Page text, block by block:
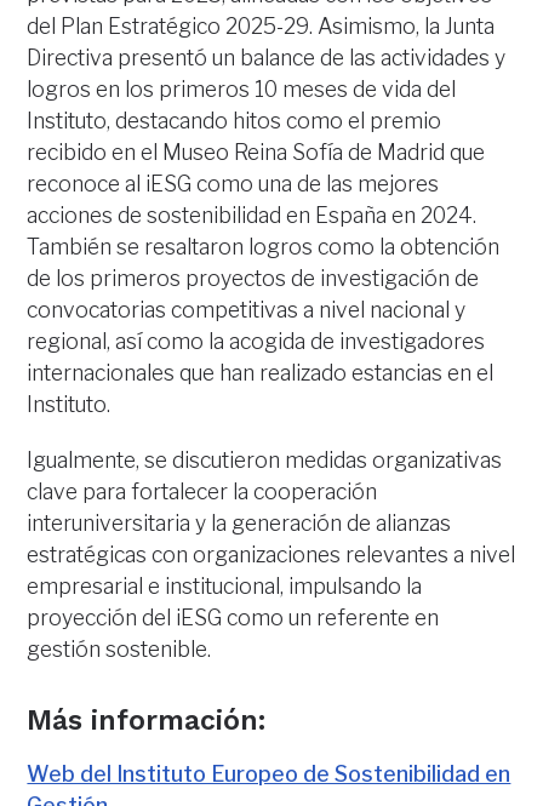
del Plan Estratégico 2025-29. Asimismo, la Junta
Directiva presentó un balance de las actividades y
logros en los primeros 10 meses de vida del
Instituto, destacando hitos como el premio
recibido en el Museo Reina Sofía de Madrid que
reconoce al iESG como una de las mejores
acciones de sostenibilidad en España en 2024.
También se resaltaron logros como la obtención
de los primeros proyectos de investigación de
convocatorias competitivas a nivel nacional y
regional, así como la acogida de investigadores
internacionales que han realizado estancias en el
Instituto.
Igualmente, se discutieron medidas organizativas
clave para fortalecer la cooperación
interuniversitaria y la generación de alianzas
estratégicas con organizaciones relevantes a nivel
empresarial e institucional, impulsando la
proyección del iESG como un referente en
gestión sostenible.
Más información:
Web del Instituto Europeo de Sostenibilidad en